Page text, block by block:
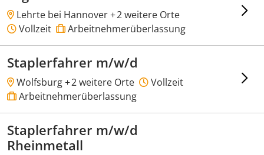
Lehrte bei Hannover +2 weitere Orte
Vollzeit
Arbeitnehmerüberlassung
Staplerfahrer m/w/d
Wolfsburg +2 weitere Orte
Vollzeit
Arbeitnehmerüberlassung
Staplerfahrer m/w/d
Rheinmetall